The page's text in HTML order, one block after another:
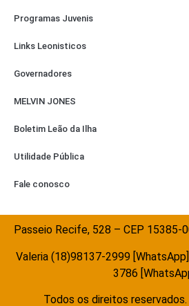
Programas Juvenis
Links Leonisticos
Governadores
MELVIN JONES
Boletim Leão da Ilha
Utilidade Pública
Fale conosco
Passeio Recife, 528 – CEP 15385-
Valeria (18)98137-2999
3786
Todos os direitos